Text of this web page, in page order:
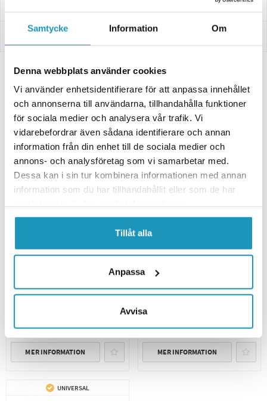
Samtycke Information Om
Denna webbplats använder cookies
Vi använder enhetsidentifierare för att anpassa innehållet
och annonserna till användarna, tillhandahålla funktioner
för sociala medier och analysera vår trafik. Vi
vidarebefordrar även sådana identifierare och annan
information från din enhet till de sociala medier och
annons- och analysföretag som vi samarbetar med.
Dessa kan i sin tur kombinera informationen med annan
information som du har tillhandahållit eller som de har
Tillåt alla
Anpassa
Avvisa
Relaterade produkter
UNIVERSAL
Lastskopa Kimpex Click N Go 2
8 730 kr
MER INFORMATION
UNIVERSAL
Kimpex Click N Go 2 ATV Plog &
Skopa
17 761 kr
19 734 kr
MER INFORMATION
UNIVERSAL